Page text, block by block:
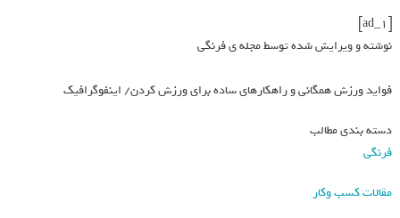
[ad_1]
نوشته و ویرایش شده توسط مجله ی فرنگی
فواید ورزش همگانی و راهکارهای ساده برای ورزش کردن/ اینفوگرافیک
دسته بندی مطالب
فرنگی
مقالات کسب وکار